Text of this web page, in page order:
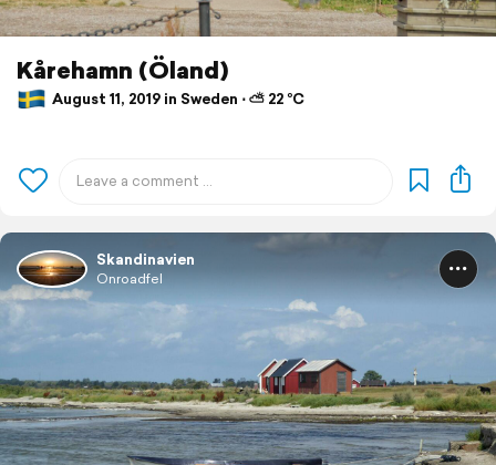
Kårehamn (Öland)
August 11, 2019 in Sweden ⋅ ⛅ 22 °C
Skandinavien
Onroadfel